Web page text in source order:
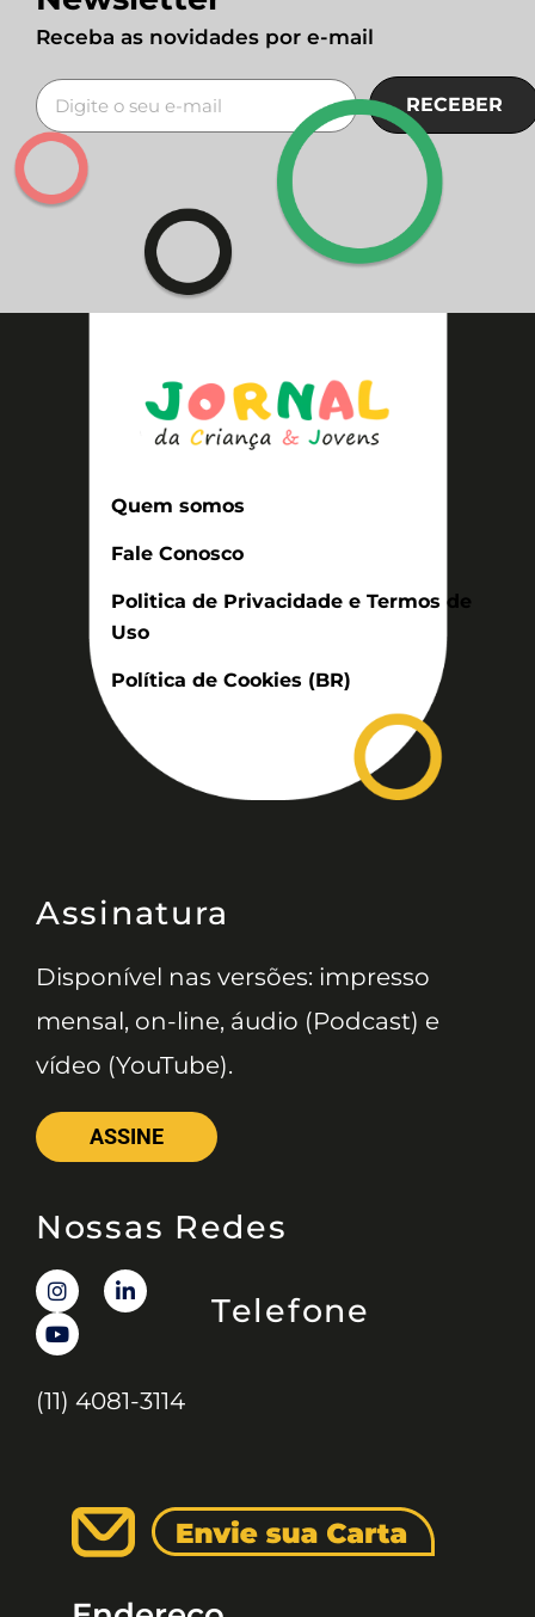
Receba as novidades por e-mail
RECEBER
Quem somos
Fale Conosco
Politica de Privacidade e Termos de
Uso
Política de Cookies (BR)
Assinatura
Disponível nas versões: impresso
mensal, on-line, áudio (Podcast) e
vídeo (YouTube).
ASSINE
Nossas Redes
Telefone
(11) 4081-3114